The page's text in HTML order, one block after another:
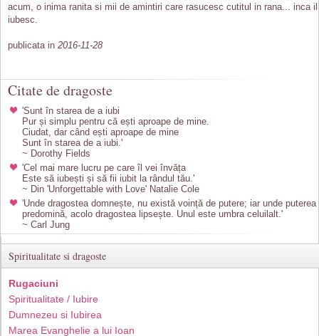
acum, o inima ranita si mii de amintiri care rasucesc cutitul in rana... inca il
iubesc.
publicata in 2016-11-28
Citate de dragoste
'Sunt în starea de a iubi
Pur și simplu pentru că ești aproape de mine.
Ciudat, dar când ești aproape de mine
Sunt în starea de a iubi.'
~ Dorothy Fields
'Cel mai mare lucru pe care îl vei învăța
Este să iubești și să fii iubit la rândul tău.'
~ Din 'Unforgettable with Love' Natalie Cole
'Unde dragostea domnește, nu există voință de putere; iar unde puterea
predomină, acolo dragostea lipsește. Unul este umbra celuilalt.'
~ Carl Jung
Spiritualitate si dragoste
Rugaciuni
Spiritualitate / Iubire
Dumnezeu si Iubirea
Marea Evanghelie a lui Ioan